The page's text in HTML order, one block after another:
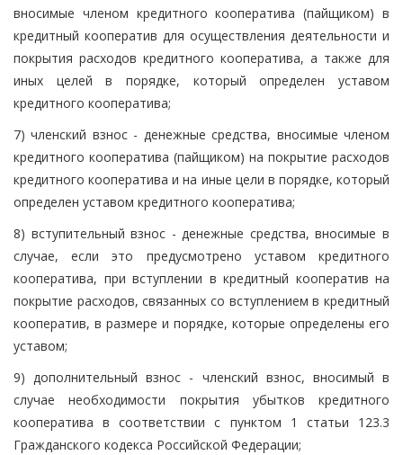
вносимые членом кредитного кооператива (пайщиком) в
кредитный кооператив для осуществления деятельности и
покрытия расходов кредитного кооператива, а также для
иных целей в порядке, который определен уставом
кредитного кооператива;
7) членский взнос - денежные средства, вносимые членом
кредитного кооператива (пайщиком) на покрытие расходов
кредитного кооператива и на иные цели в порядке, который
определен уставом кредитного кооператива;
8) вступительный взнос - денежные средства, вносимые в
случае, если это предусмотрено уставом кредитного
кооператива, при вступлении в кредитный кооператив на
покрытие расходов, связанных со вступлением в кредитный
кооператив, в размере и порядке, которые определены его
уставом;
9) дополнительный взнос - членский взнос, вносимый в
случае необходимости покрытия убытков кредитного
кооператива в соответствии с пунктом 1 статьи 123.3
Гражданского кодекса Российской Федерации;